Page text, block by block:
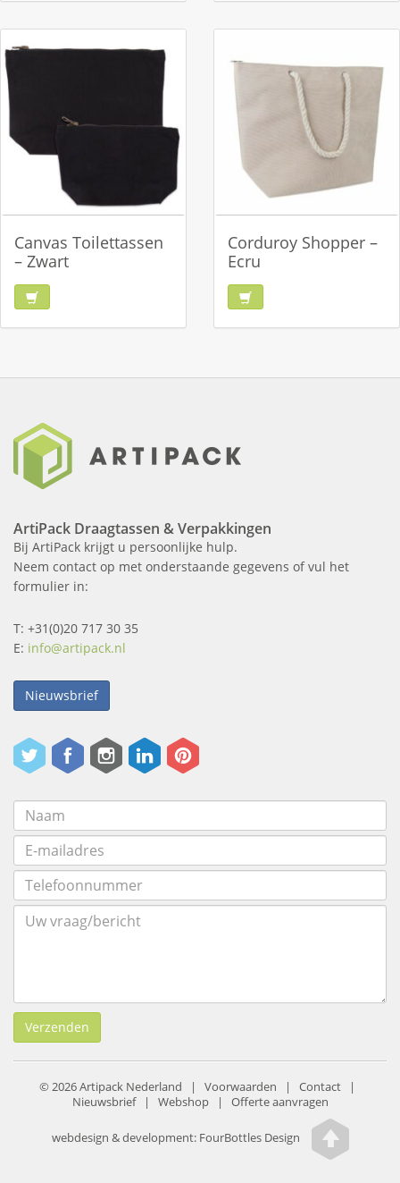
Canvas Toilettassen
– Zwart
Corduroy Shopper –
Ecru
ArtiPack Draagtassen & Verpakkingen
Bij ArtiPack krijgt u persoonlijke hulp.
Neem contact op met onderstaande gegevens of vul het
formulier in:
T: +31(0)20 717 30 35
E: info@artipack.nl
Nieuwsbrief
Verzenden
© 2026 Artipack Nederland | Voorwaarden | Contact |
Nieuwsbrief| Webshop| Offerte aanvragen
webdesign & development:FourBottles Design